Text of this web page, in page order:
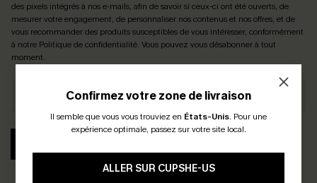
Confirmez votre zone de livraison
Il semble que vous vous trouviez en États-Unis. Pour une
expérience optimale, passez sur votre site local.
ALLER SUR CUPSHE-US
des pixels intégrés à nos e-mails, afin de savoir si ceux-ci ont été ouverts, de
mesurer votre engagement, de personnaliser nos contenus et nos offres, et de
vous recommander des produits susceptibles de vous intéresser, conformément
à notre Politique de confidentialité. Vous pouvez vous désabonner à tout
moment.